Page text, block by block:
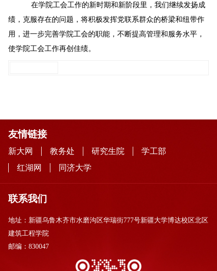
在学院工会工作的新时期和新阶段里，我们继续发扬成
绩，克服存在的问题，将积极发挥党联系群众的桥梁和纽带作
用，进一步完善学院工会的职能，不断提高管理和服务水平，
使学院工会工作再创佳绩。
友情链接
新大网 教务处 研究生院
学工部
红湖网
同济大学
联系我们
地址：新疆乌鲁木齐市水磨沟区华瑞街777号新疆大学博达校区北区
建筑工程学院
邮编：830047